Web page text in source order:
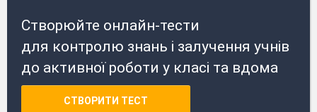
Створюйте онлайн-тести
для контролю знань і залучення учнів
до активної роботи у класі та вдома
СТВОРИТИ ТЕСТ